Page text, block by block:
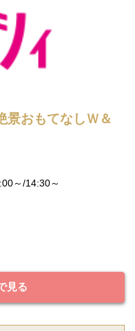
景おもてなしＷ＆
～/14:30～
見る